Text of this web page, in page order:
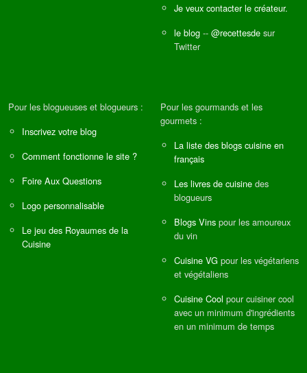
Je veux contacter le créateur.
le blog -- @recettesde sur
Twitter
Pour les blogueuses et blogueurs :
Inscrivez votre blog
Comment fonctionne le site ?
Foire Aux Questions
Logo personnalisable
Le jeu des Royaumes de la
Cuisine
Pour les gourmands et les
gourmets :
La liste des blogs cuisine en
français
Les livres de cuisine des
blogueurs
Blogs Vins pour les amoureux
du vin
Cuisine VG pour les végétariens
et végétaliens
Cuisine Cool pour cuisiner cool
avec un minimum d'ingrédients
en un minimum de temps